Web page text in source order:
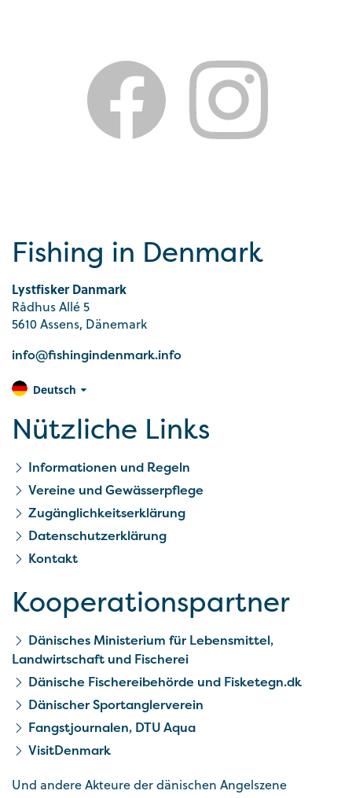
Fishing in Denmark
Lystfisker Danmark
Rådhus Allé 5
5610 Assens, Dänemark
info@fishingindenmark.info
Deutsch
Nützliche Links
Informationen und Regeln
Vereine und Gewässerpflege
Zugänglichkeitserklärung
Datenschutzerklärung
Kontakt
Kooperationspartner
Dänisches Ministerium für Lebensmittel,
Landwirtschaft und Fischerei
Dänische Fischereibehörde und Fisketegn.dk
Dänischer Sportanglerverein
Fangstjournalen, DTU Aqua
VisitDenmark
Und andere Akteure der dänischen Angelszene